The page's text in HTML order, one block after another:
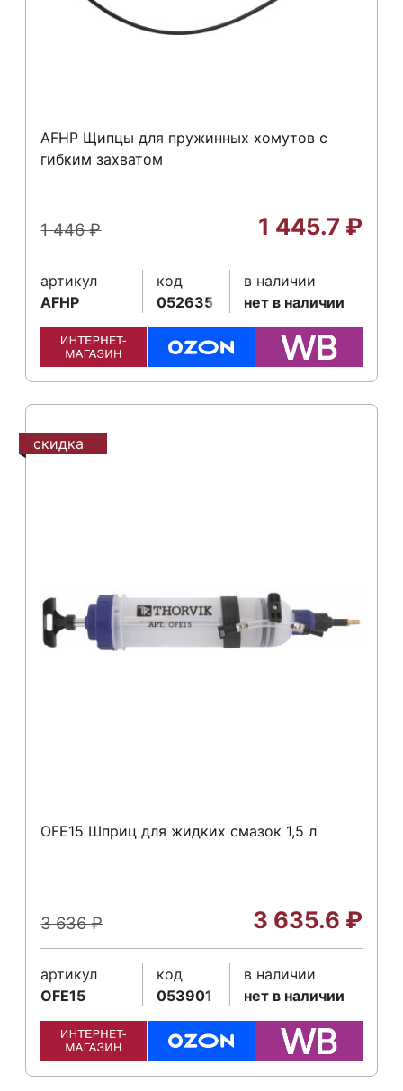
AFHP Щипцы для пружинных хомутов с
гибким захватом
1 446₽ 1 445.7 ₽
артикул
AFHP
код
052635
в наличии
нет в наличии
скидка
OFE15 Шприц для жидких смазок 1,5 л
3 636₽ 3 635.6 ₽
артикул
OFE15
код
053901
в наличии
нет в наличии